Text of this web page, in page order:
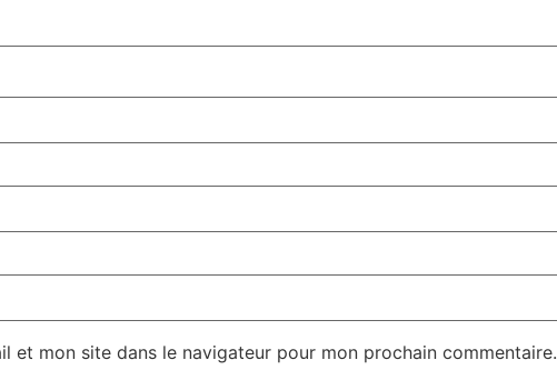
et mon site dans le navigateur pour mon prochain commentaire.